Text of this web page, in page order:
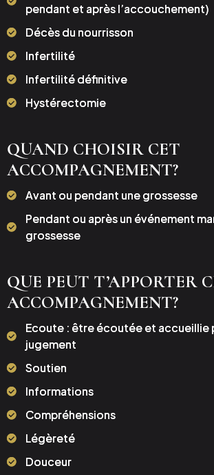
pendant et après l’accouchement)
Décès du nourrisson
Infertilité
Infertilité définitive
Hystérectomie
QUAND CHOISIR CET
ACCOMPAGNEMENT?
Avant ou pendant une grossesse
Pendant ou après un événement
grossesse
QUE PEUT T’APPORTER
ACCOMPAGNEMENT?
Ecoute : être écoutée et accueillie
jugement
Soutien
Informations
Compréhensions
Légèreté
Douceur